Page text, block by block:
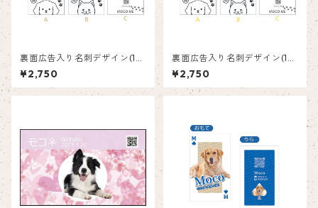
裏面広告入り名刺デザイン(1箱
50枚入り)_ブラウン_BR001a
d
¥2,750
裏面広告入り名刺デザイン(1箱
50枚入り)_向日葵_SF003
¥2,750